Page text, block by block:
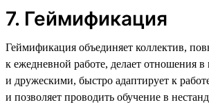
7. Геймификация
Геймификация объединяет коллектив,
к ежедневной работе, делает отношения
и дружескими, быстро адаптирует к
и позволяет проводить обучение в